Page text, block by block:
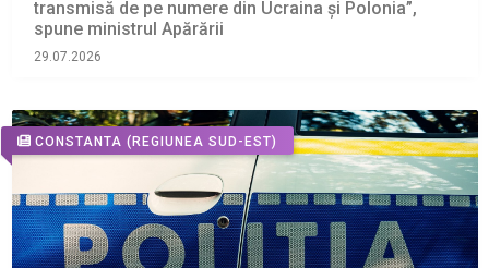
transmisă de pe numere din Ucraina și Polonia”,
spune ministrul Apărării
29.07.2026
CONSTANTA (REGIUNEA SUD-EST)